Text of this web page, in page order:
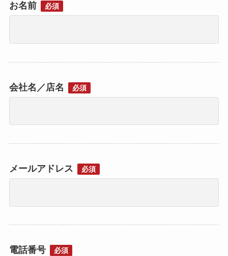
お名前 必須
会社名／店名 必須
メールアドレス 必須
電話番号 必須